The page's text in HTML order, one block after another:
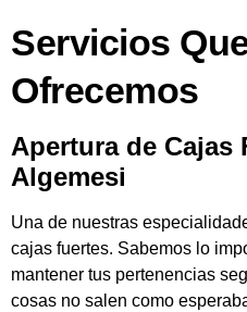
Servicios
Ofrecemos
Apertura de Cajas
Algemesi
Una de nuestras
cajas fuertes. Sabemos lo
mantener tus pertenencias
cosas no salen como